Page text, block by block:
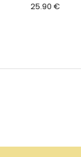
25.90 €